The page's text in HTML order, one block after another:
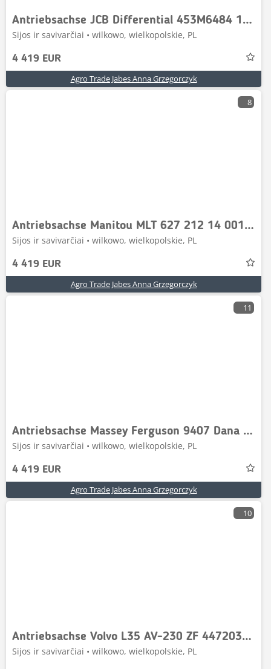
Antriebsachse JCB Differential 453M6484 13x33 Jcb
Sijos ir savivarčiai • wilkowo, wielkopolskie, PL
4 419 EUR
Agro Trade Jabes Anna Grzegorczyk
8
Antriebsachse Manitou MLT 627 212 14 001 63 8 Dana
Sijos ir savivarčiai • wilkowo, wielkopolskie, PL
4 419 EUR
Agro Trade Jabes Anna Grzegorczyk
11
Antriebsachse Massey Ferguson 9407 Dana Spicer 212
Sijos ir savivarčiai • wilkowo, wielkopolskie, PL
4 419 EUR
Agro Trade Jabes Anna Grzegorczyk
10
Antriebsachse Volvo L35 AV-230 ZF 4472039066 44724
Sijos ir savivarčiai • wilkowo, wielkopolskie, PL